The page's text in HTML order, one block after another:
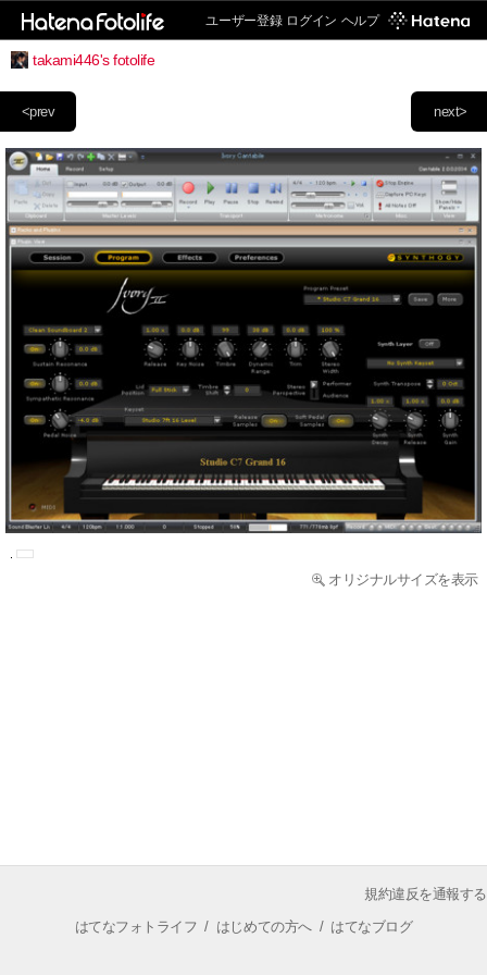
ユーザー登録 ログイン ヘルプ
takami446's fotolife
next>
<prev
オリジナルサイズを表示
規約違反を通報する
はてなフォトライフ / はじめての方へ/ はてなブログ